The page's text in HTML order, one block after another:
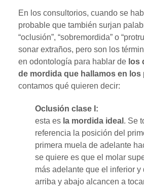
En los consultorios, cuando se
probable que también surjan
“oclusión”, “sobremordida” o
sonar extraños, pero son los
en odontología para hablar de los
de mordida que hallamos en los
contamos qué quieren decir:
Oclusión clase I:
esta es la mordida ideal . Se
referencia la posición del
primera muela de adelante
se quiere es que el molar
más adelante que el inferior y
arriba y abajo alcancen a